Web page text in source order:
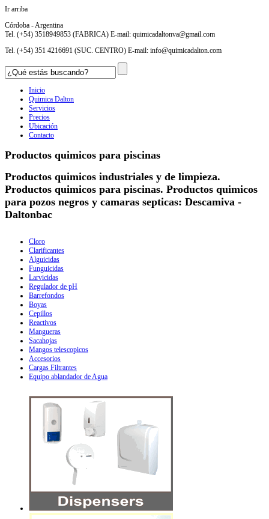
Ir arriba
Córdoba - Argentina
Tel. (+54) 3518949853 (FABRICA) E-mail: quimicadaltonva@gmail.com
Tel. (+54) 351 4216691 (SUC. CENTRO) E-mail: info@quimicadalton.com
Inicio
Quimica Dalton
Servicios
Precios
Ubicación
Contacto
Productos quimicos para piscinas
Productos quimicos industriales y de limpieza.
Productos quimicos para piscinas. Productos quimicos
para pozos negros y camaras septicas: Descamiva -
Daltonbac
Cloro
Clarificantes
Alguicidas
Funguicidas
Larvicidas
Regulador de pH
Barrefondos
Boyas
Cepillos
Reactivos
Mangueras
Sacahojas
Mangos telescopicos
Accesorios
Cargas Filtrantes
Equipo ablandador de Agua